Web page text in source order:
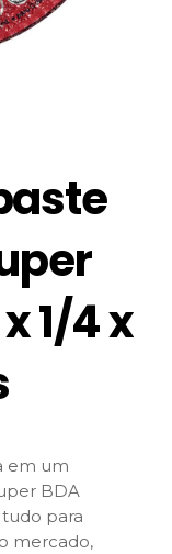
1/4 x
em um
BDA
tudo para
mercado,